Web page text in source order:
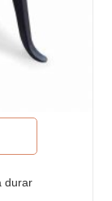
durar